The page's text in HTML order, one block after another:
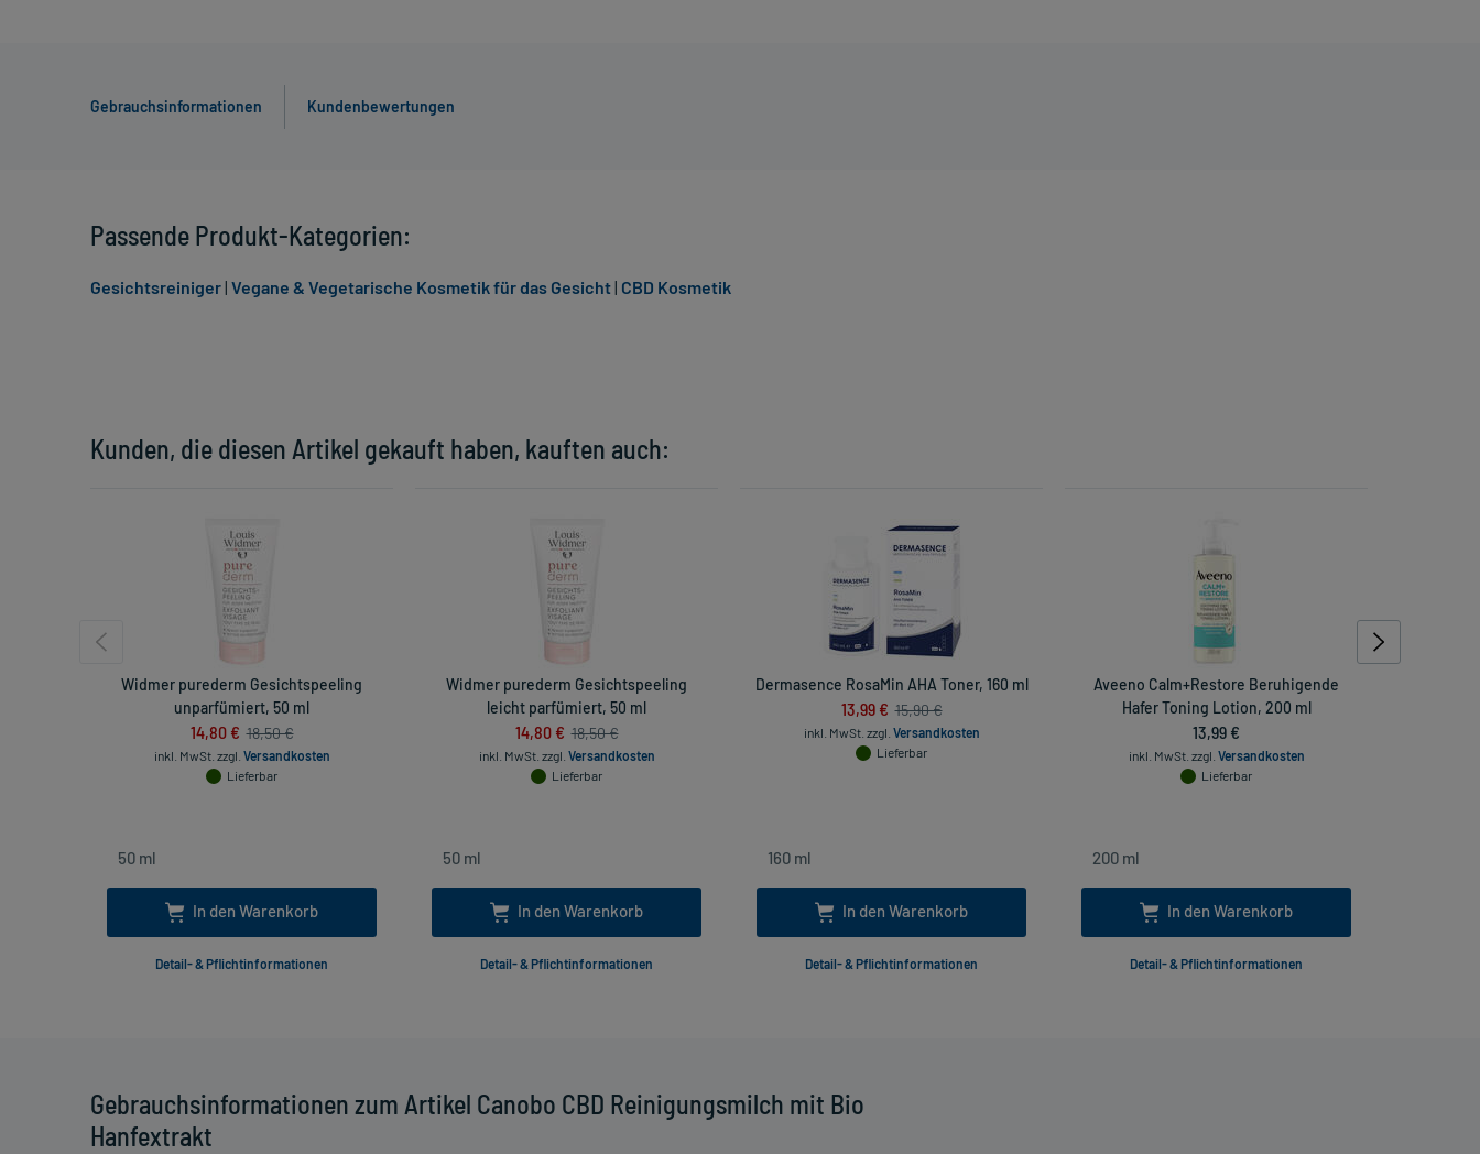
Gebrauchsinformationen Kundenbewertungen
Gebrauchsinformationen zum Artikel Canobo CBD Reinigungsmilch mit Bio
Hanfextrakt
Kunden, die diesen Artikel gekauft haben, kauften auch:
Widmer purederm Gesichtspeeling
unparfümiert, 50 ml
14,80 € 18,50 €
inkl. MwSt. zzgl. Versandkosten
Lieferbar
In den Warenkorb
Detail- & Pflichtinformationen
Widmer purederm Gesichtspeeling
leicht parfümiert, 50 ml
14,80 € 18,50 €
inkl. MwSt. zzgl. Versandkosten
Lieferbar
In den Warenkorb
Detail- & Pflichtinformationen
Dermasence RosaMin AHA Toner, 160 ml
13,99 € 15,90 €
inkl. MwSt. zzgl. Versandkosten
Lieferbar
In den Warenkorb
Detail- & Pflichtinformationen
Aveeno Calm+Restore Beruhigende
Hafer Toning Lotion, 200 ml
13,99 €
inkl. MwSt. zzgl. Versandkosten
Lieferbar
In den Warenkorb
Detail- & Pflichtinformationen
Passende Produkt-Kategorien:
Gesichtsreiniger| Vegane & Vegetarische Kosmetik für das Gesicht| CBD Kosmetik